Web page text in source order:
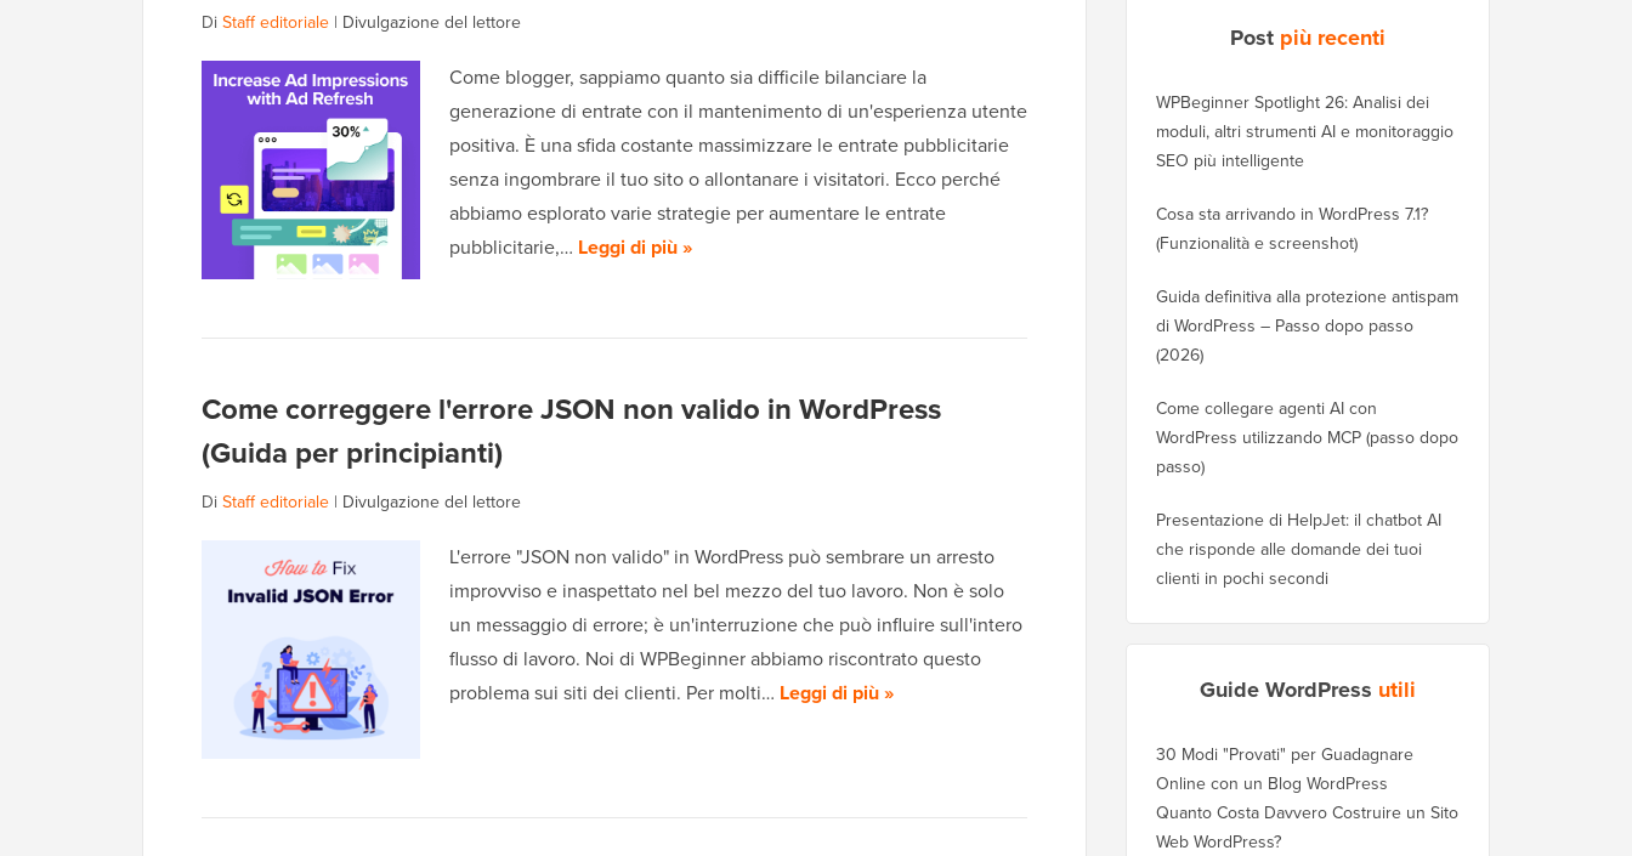
DiStaff editoriale | Divulgazione del lettore
Come blogger, sappiamo quanto sia difficile bilanciare la
generazione di entrate con il mantenimento di un'esperienza utente
positiva. È una sfida costante massimizzare le entrate pubblicitarie
senza ingombrare il tuo sito o allontanare i visitatori. Ecco perché
abbiamo esplorato varie strategie per aumentare le entrate
pubblicitarie,… Leggi di più »
Come correggere l'errore JSON non valido in WordPress
(Guida per principianti)
DiStaff editoriale | Divulgazione del lettore
L'errore "JSON non valido" in WordPress può sembrare un arresto
improvviso e inaspettato nel bel mezzo del tuo lavoro. Non è solo
un messaggio di errore; è un'interruzione che può influire sull'intero
flusso di lavoro. Noi di WPBeginner abbiamo riscontrato questo
problema sui siti dei clienti. Per molti… Leggi di più »
Post più recenti
WPBeginner Spotlight 26: Analisi dei
moduli, altri strumenti AI e monitoraggio
SEO più intelligente
Cosa sta arrivando in WordPress 7.1?
(Funzionalità e screenshot)
Guida definitiva alla protezione antispam
di WordPress – Passo dopo passo
(2026)
Come collegare agenti AI con
WordPress utilizzando MCP (passo dopo
passo)
Presentazione di HelpJet: il chatbot AI
che risponde alle domande dei tuoi
clienti in pochi secondi
Guide WordPress utili
30 Modi "Provati" per Guadagnare
Online con un Blog WordPress
Quanto Costa Davvero Costruire un Sito
Web WordPress?